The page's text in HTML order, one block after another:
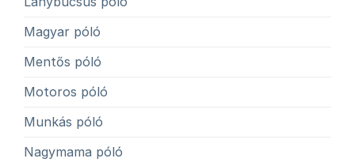
Magyar póló
Mentős póló
Motoros póló
Munkás póló
Nagymama póló